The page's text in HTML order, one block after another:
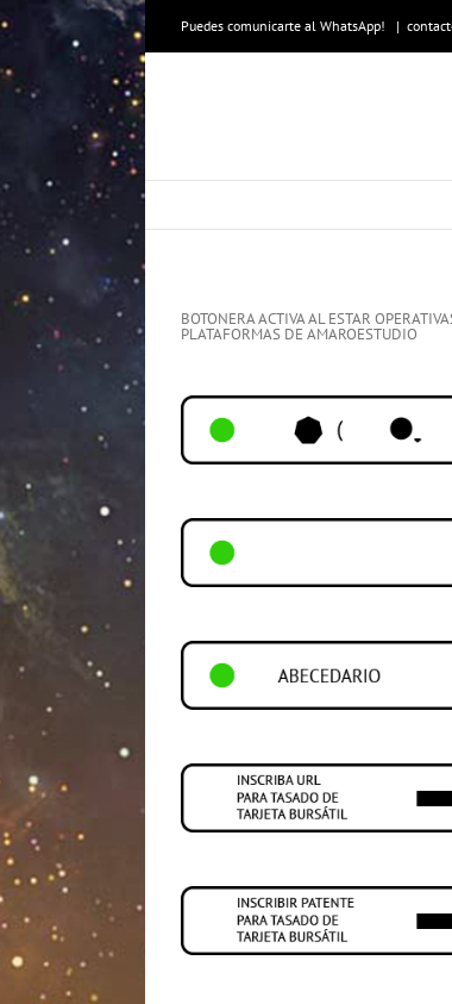
to
content
Puedes comunicarte al WhatsApp! |
BOTONERA ACTIVA AL ESTAR
PLATAFORMAS DE AMAROESTUDIO